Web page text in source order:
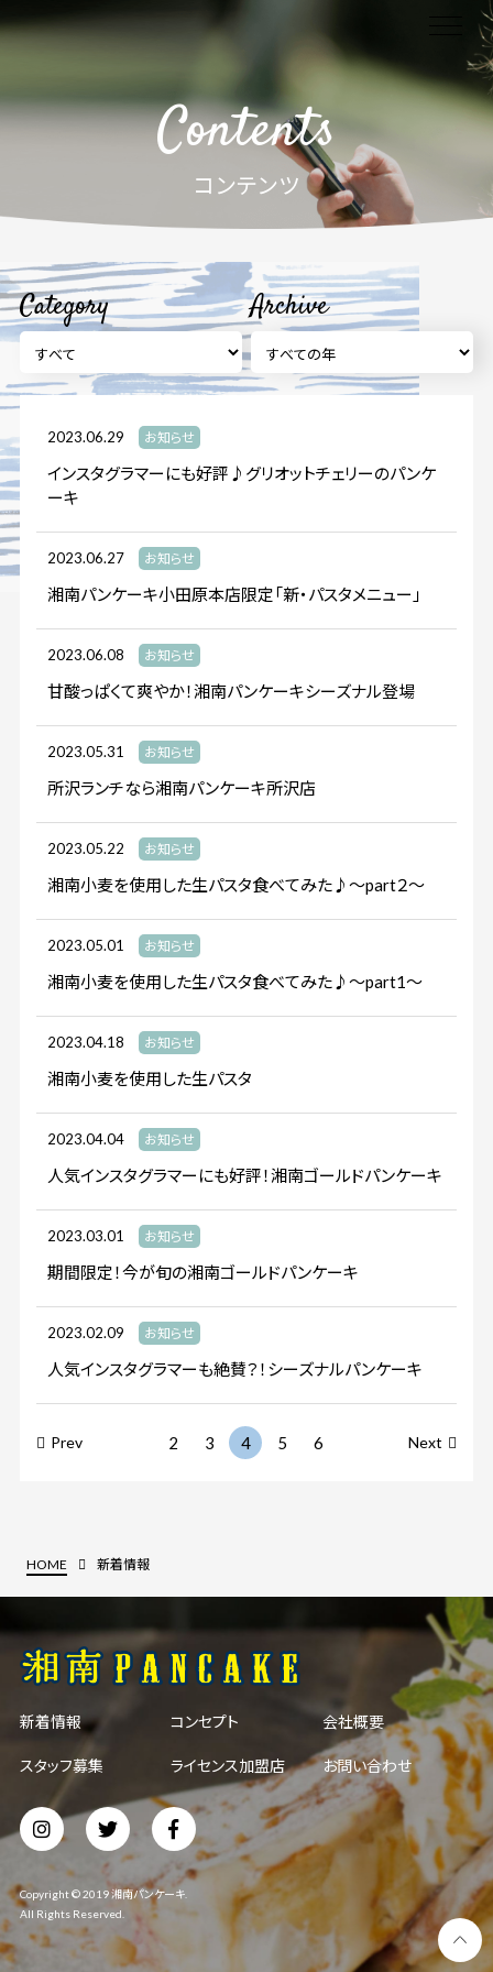
Contents
コンテンツ
Category Archive
2023.06.29 お知らせ
インスタグラマーにも好評♪グリオットチェリーのパンケ
ーキ
2023.06.27 お知らせ
湘南パンケーキ小田原本店限定「新・パスタメニュー」
2023.06.08 お知らせ
甘酸っぱくて爽やか！湘南パンケーキシーズナル登場
2023.05.31 お知らせ
所沢ランチなら湘南パンケーキ所沢店
2023.05.22 お知らせ
湘南小麦を使用した生パスタ食べてみた♪〜part２〜
2023.05.01 お知らせ
湘南小麦を使用した生パスタ食べてみた♪〜part1〜
2023.04.18 お知らせ
湘南小麦を使用した生パスタ
2023.04.04 お知らせ
人気インスタグラマーにも好評！湘南ゴールドパンケーキ
2023.03.01 お知らせ
期間限定！今が旬の湘南ゴールドパンケーキ
2023.02.09 お知らせ
人気インスタグラマーも絶賛？！シーズナルパンケーキ
Prev 2 3 4 5 6 Next
HOME 新着情報
新着情報 コンセプト 会社概要
スタッフ募集 ライセンス加盟店 お問い合わせ
Copyright © 2019 湘南パンケーキ.
All Rights Reserved.